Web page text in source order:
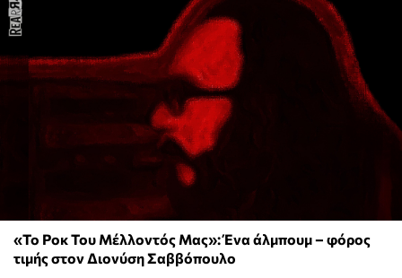
«Το Ροκ Του Μέλλοντός Μας»: Ένα άλμπουμ – φόρος
τιμής στον Διονύση Σαββόπουλο